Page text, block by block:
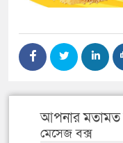
আপনার মতামত
মেসেজ বক্স